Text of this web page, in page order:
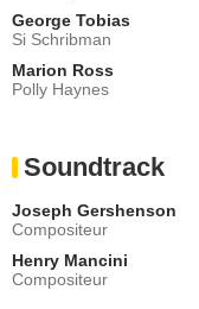
George Tobias
Si Schribman
Marion Ross
Polly Haynes
Soundtrack
Joseph Gershenson
Compositeur
Henry Mancini
Compositeur